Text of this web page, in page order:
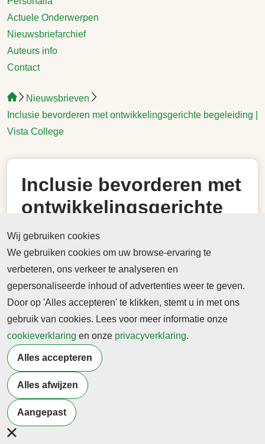
Actuele Onderwerpen
Nieuwsbriefarchief
Auteurs info
Contact
Nieuwsbrieven
Inclusie bevorderen met ontwikkelingsgerichte begeleiding |
Vista College
Inclusie bevorderen met
ontwikkelingsgerichte
begeleiding | Vista
College
Inclusie bevorderen met ontwikkelingsgerichte
11 februari 2026
Inclusie bevorderen met ontwikkelingsgerichte
begeleiding | Vista College
-> Lees hier de online versie
Terug naar nieuwsoverzicht
Wij gebruiken cookies
We gebruiken cookies om uw browse-ervaring te
verbeteren, ons verkeer te analyseren en
gepersonaliseerde inhoud of advertenties weer te geven.
Door op 'Alles accepteren' te klikken, stemt u in met ons
gebruik van cookies. Lees voor meer informatie onze
cookieverklaring en onze privacyverklaring.
Alles accepteren
Alles afwijzen
Aangepast